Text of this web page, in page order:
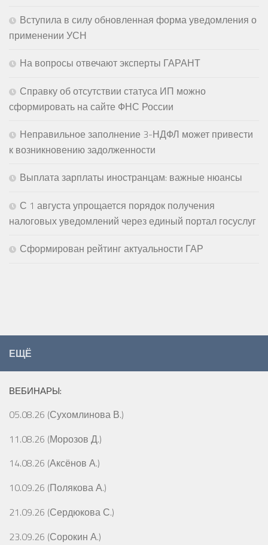
Вступила в силу обновленная форма уведомления о
применении УСН
На вопросы отвечают эксперты ГАРАНТ
Справку об отсутствии статуса ИП можно
сформировать на сайте ФНС России
Неправильное заполнение 3-НДФЛ может привести
к возникновению задолженности
Выплата зарплаты иностранцам: важные нюансы
С 1 августа упрощается порядок получения
налоговых уведомлений через единый портал госуслуг
Сформирован рейтинг актуальности ГАР
ЕЩЁ
ВЕБИНАРЫ:
05.08.26 (Сухомлинова В.)
11.08.26 (Морозов Д.)
14.08.26 (Аксёнов А.)
10.09.26 (Полякова А.)
21.09.26 (Сердюкова С.)
23.09.26 (Сорокин А.)